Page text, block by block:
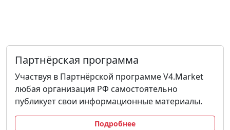
Партнёрская программа
Участвуя в Партнёрской программе V4.Market
любая организация РФ самостоятельно
публикует свои информационные материалы.
Подробнее